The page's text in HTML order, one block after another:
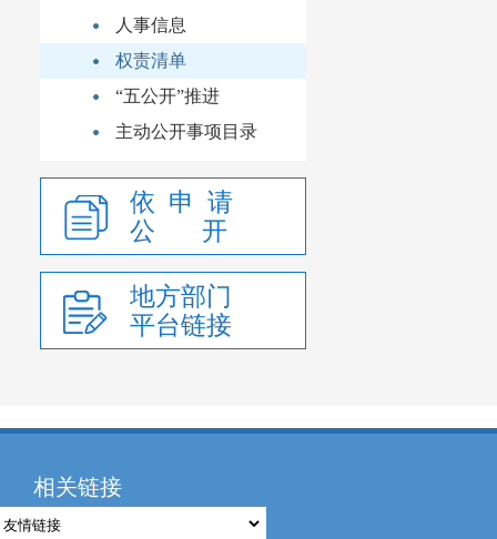
人事信息
权责清单
“五公开”推进
主动公开事项目录
依 申 请
公 开
地方部门
平台链接
相关链接